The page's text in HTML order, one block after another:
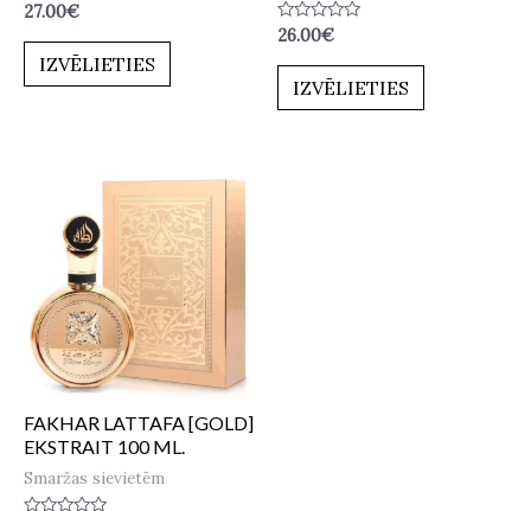
Novērtēts
0
27.00€
IZVĒLIETIES
Novērtēts
0
26.00€
IZVĒLIETIES
FAKHAR LATTAFA [GOLD]
EKSTRAIT 100 ML.
Smaržas sievietēm